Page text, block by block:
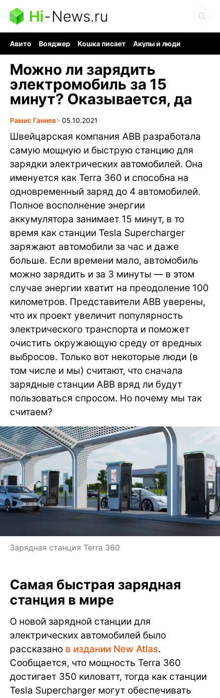
Hi-News.ru
Авито Вояджер Кошка писает
Акулы и люди
Можно ли зарядить
электромобиль за 15
минут? Оказывается, да
Рамис Ганиев ∙ 05.10.2021
Швейцарская компания ABB разработала
самую мощную и быструю станцию для
зарядки электрических автомобилей. Она
именуется как Terra 360 и способна на
одновременный заряд до 4 автомобилей.
Полное восполнение энергии
аккумулятора занимает 15 минут, в то
время как станции Tesla Supercharger
заряжают автомобили за час и даже
больше. Если времени мало, автомобиль
можно зарядить и за 3 минуты — в этом
случае энергии хватит на преодоление 100
километров. Представители ABB уверены,
что их проект увеличит популярность
электрического транспорта и поможет
очистить окружающую среду от вредных
выбросов. Только вот некоторые люди (в
том числе и мы) считают, что сначала
зарядные станции ABB вряд ли будут
пользоваться спросом. Но почему мы так
считаем?
Зарядная станция Terra 360
Самая быстрая зарядная
станция в мире
О новой зарядной станции для
электрических автомобилей было
рассказано в издании New Atlas.
Сообщается, что мощность Terra 360
достигает 350 киловатт, тогда как станции
Tesla Supercharger могут обеспечивать